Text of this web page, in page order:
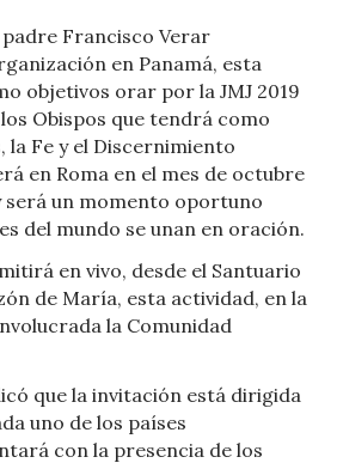
Francisco Verar
en Panamá, esta
objetivos orar por la JMJ 2019
Obispos que tendrá como
la Fe y el Discernimiento
en Roma en el mes de octubre
será un momento oportuno
del mundo se unan en oración.
en vivo, desde el Santuario
de María, esta actividad, en la
la Comunidad
que la invitación está dirigida
uno de los países
con la presencia de los